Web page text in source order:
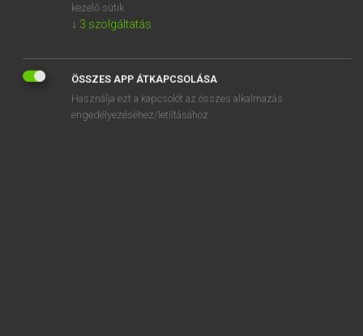
MICROSOFT OFFICE BŐVÍTMÉNY
BEÉPÜLŐ SZÓTÁRMODUL
ONLINE NYELVVIZSGA
kezelő sütik.
↓ 3 szolgáltatás
ÖSSZES APP ÁTKAPCSOLÁSA
Használja ezt a kapcsolót az összes alkalmazás
engedélyezéséhez/letiltásához.